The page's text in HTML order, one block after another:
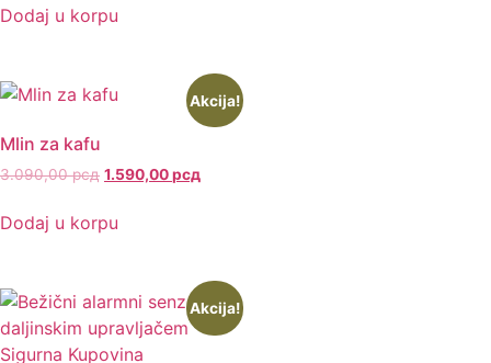
Dodaj u korpu
Akcija!
Mlin za kafu
3.090,00рсд 1.590,00рсд
Dodaj u korpu
Akcija!